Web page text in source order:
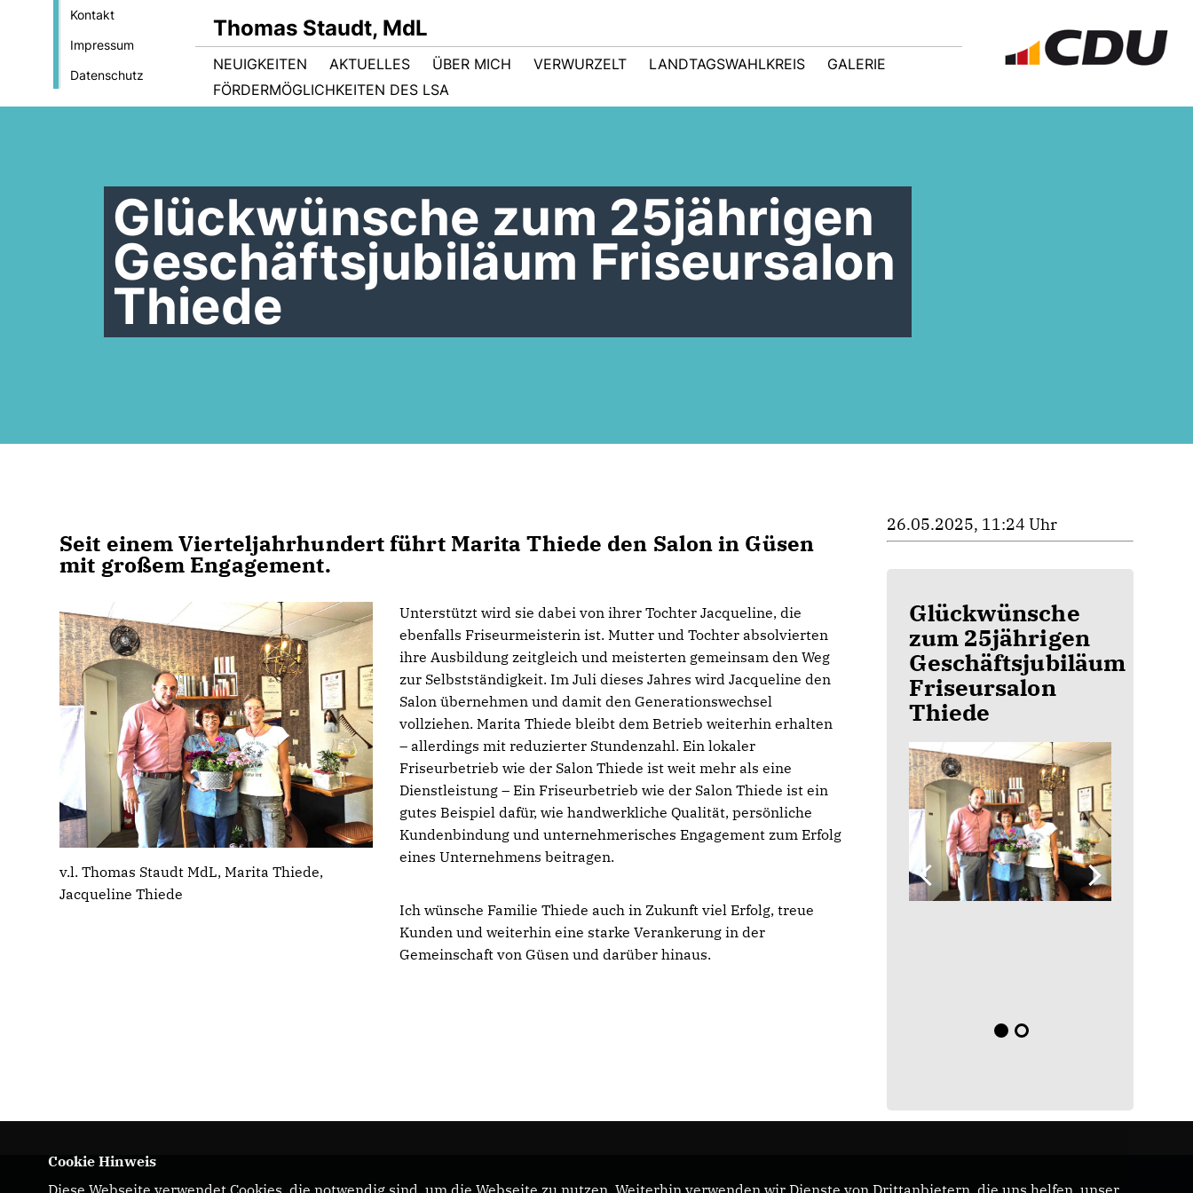
Kontakt
Impressum
Datenschutz
Thomas Staudt, MdL
NEUIGKEITEN AKTUELLES ÜBER MICH VERWURZELT LANDTAGSWAHLKREIS
GALERIE
FÖRDERMÖGLICHKEITEN DES LSA
Glückwünsche zum 25jährigen
Geschäftsjubiläum Friseursalon
Thiede
Seit einem Vierteljahrhundert führt Marita Thiede den Salon in Güsen
mit großem Engagement.
v.l. Thomas Staudt MdL, Marita Thiede,
Jacqueline Thiede
Unterstützt wird sie dabei von ihrer Tochter Jacqueline, die
ebenfalls Friseurmeisterin ist. Mutter und Tochter absolvierten
ihre Ausbildung zeitgleich und meisterten gemeinsam den Weg
zur Selbstständigkeit. Im Juli dieses Jahres wird Jacqueline den
Salon übernehmen und damit den Generationswechsel
vollziehen. Marita Thiede bleibt dem Betrieb weiterhin erhalten
– allerdings mit reduzierter Stundenzahl. Ein lokaler
Friseurbetrieb wie der Salon Thiede ist weit mehr als eine
Dienstleistung – Ein Friseurbetrieb wie der Salon Thiede ist ein
gutes Beispiel dafür, wie handwerkliche Qualität, persönliche
Kundenbindung und unternehmerisches Engagement zum Erfolg
eines Unternehmens beitragen.
Ich wünsche Familie Thiede auch in Zukunft viel Erfolg, treue
Kunden und weiterhin eine starke Verankerung in der
Gemeinschaft von Güsen und darüber hinaus.
26.05.2025, 11:24 Uhr
Glückwünsche
zum 25jährigen
Geschäftsjubiläum
Friseursalon
Thiede
Cookie Hinweis
Diese Webseite verwendet Cookies, die notwendig sind, um die Webseite zu nutzen. Weiterhin verwenden wir Dienste von Drittanbietern, die uns helfen, unser